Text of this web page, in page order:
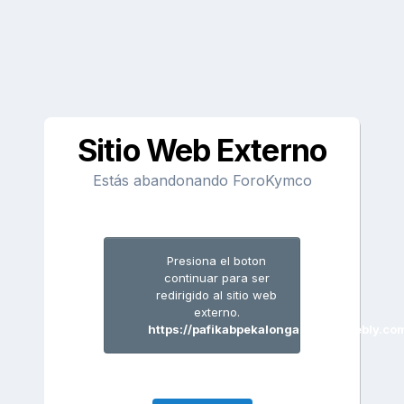
Sitio Web Externo
Estás abandonando ForoKymco
Presiona el boton
continuar para ser
redirigido al sitio web
externo.
https://